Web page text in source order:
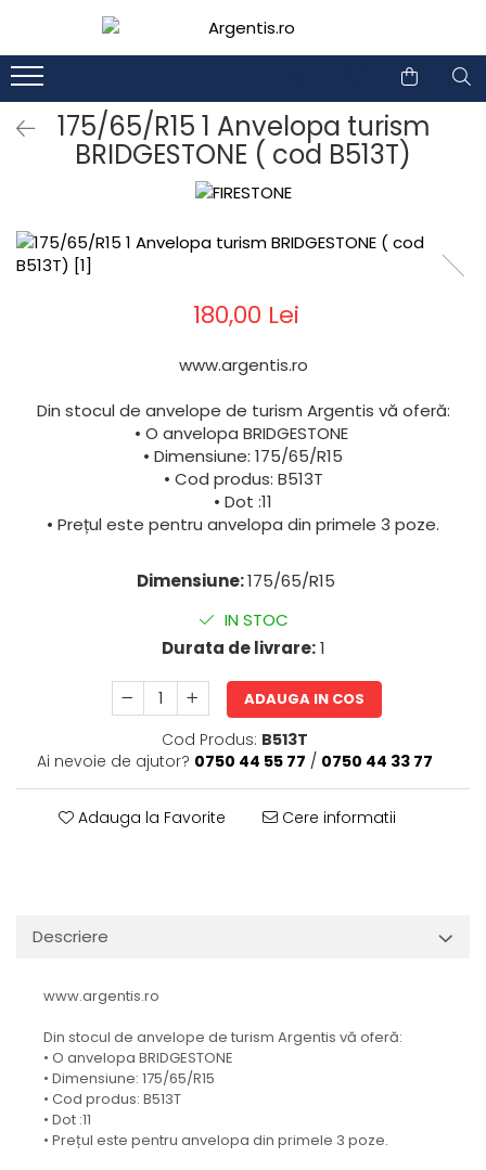
175/65/R15 1 Anvelopa turism
BRIDGESTONE ( cod B513T)
180,00 Lei
www.argentis.ro
Din stocul de anvelope de turism Argentis vă oferă:
• O anvelopa BRIDGESTONE
• Dimensiune: 175/65/R15
• Cod produs: B513T
• Dot :11
• Prețul este pentru anvelopa din primele 3 poze.
Dimensiune:175/65/R15
IN STOC
Durata de livrare:1
ADAUGA IN COS
Cod Produs: B513T
Ai nevoie de ajutor? 0750 44 55 77 / 0750 44 33 77
Adauga la Favorite Cere informatii
Descriere
www.argentis.ro
Din stocul de anvelope de turism Argentis vă oferă:
• O anvelopa BRIDGESTONE
• Dimensiune: 175/65/R15
• Cod produs: B513T
• Dot :11
• Prețul este pentru anvelopa din primele 3 poze.